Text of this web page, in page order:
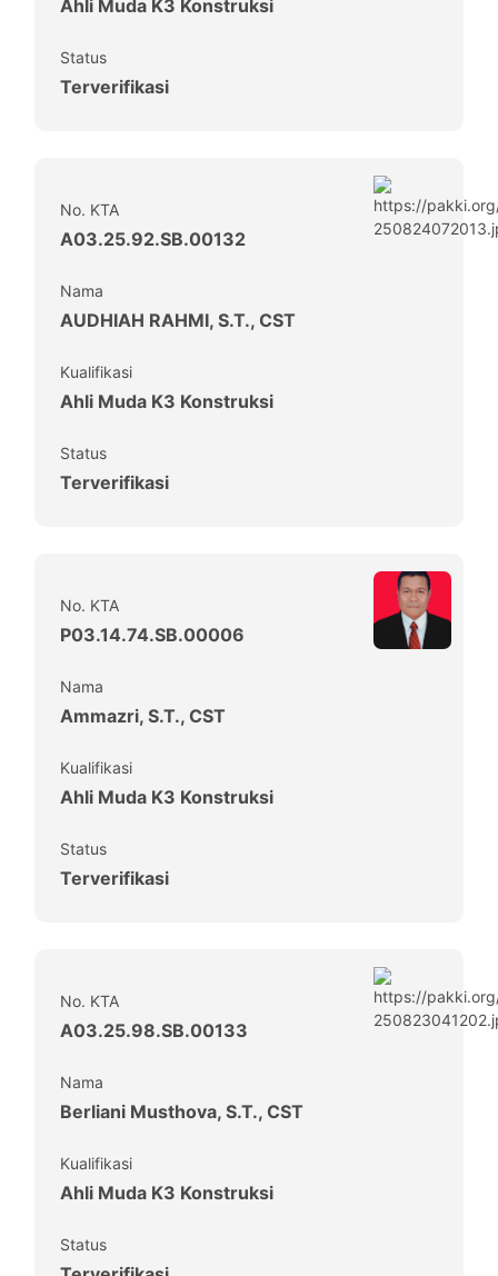
Ahli Muda K3 Konstruksi
Status
Terverifikasi
No. KTA
A03.25.92.SB.00132
Nama
AUDHIAH RAHMI, S.T., CST
Kualifikasi
Ahli Muda K3 Konstruksi
Status
Terverifikasi
No. KTA
P03.14.74.SB.00006
Nama
Ammazri, S.T., CST
Kualifikasi
Ahli Muda K3 Konstruksi
Status
Terverifikasi
No. KTA
A03.25.98.SB.00133
Nama
Berliani Musthova, S.T., CST
Kualifikasi
Ahli Muda K3 Konstruksi
Status